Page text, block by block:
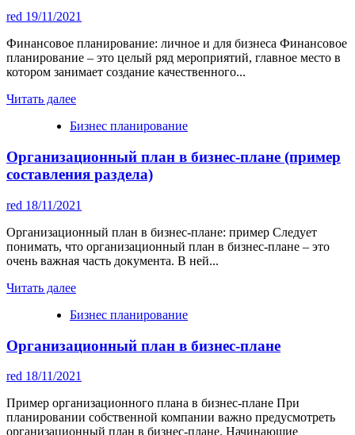
red 19/11/2021
Финансовое планирование: личное и для бизнеса Финансовое
планирование – это целый ряд мероприятий, главное место в
котором занимает создание качественного...
Читать далее
Бизнес планирование
Организационный план в бизнес-плане (пример
составления раздела)
red 18/11/2021
Организационный план в бизнес-плане: пример Следует
понимать, что организационный план в бизнес-плане – это
очень важная часть документа. В ней...
Читать далее
Бизнес планирование
Организационный план в бизнес-плане
red 18/11/2021
Пример организационного плана в бизнес-плане При
планировании собственной компании важно предусмотреть
организационный план в бизнес-плане. Начинающие